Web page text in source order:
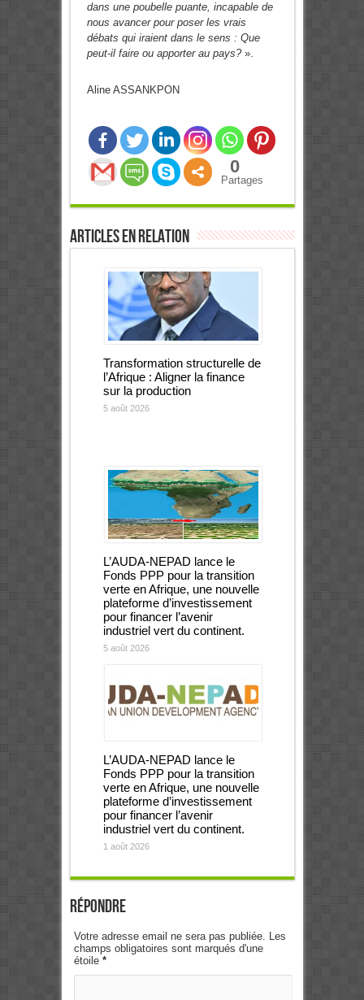
dans une poubelle puante, incapable de
nous avancer pour poser les vrais
débats qui iraient dans le sens : Que
peut-il faire ou apporter au pays?».
Aline ASSANKPON
0
Partages
Articles en relation
Transformation structurelle de
l’Afrique : Aligner la finance
sur la production
5 août 2026
L’AUDA-NEPAD lance le
Fonds PPP pour la transition
verte en Afrique, une nouvelle
plateforme d’investissement
pour financer l’avenir
industriel vert du continent.
5 août 2026
L’AUDA-NEPAD lance le
Fonds PPP pour la transition
verte en Afrique, une nouvelle
plateforme d’investissement
pour financer l’avenir
industriel vert du continent.
1 août 2026
Répondre
Votre adresse email ne sera pas publiée. Les
champs obligatoires sont marqués d'une
étoile *